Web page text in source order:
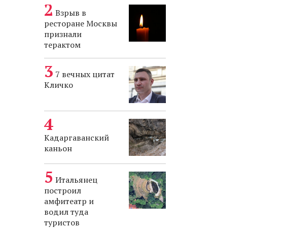
Взрыв в
ресторане Москвы
признали
терактом
7 вечных цитат
Кличко
Кадаргаванский
каньон
Итальянец
построил
амфитеатр и
водил туда
туристов